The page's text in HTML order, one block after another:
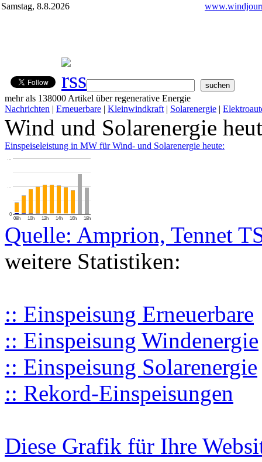
Samstag, 8.8.2026
mehr als 138000 Artikel über regenerative Energie
Nachrichten | Erneuerbare | Kleinwindkraft | Solarenergie |
Wind und Solarenergie
Einspeiseleistung in MW für Wind- und Solarenergie heute:
08h 10h 12h 14h 16h 18h
0
…
…
Quelle: Amprion, Tennet
weitere Statistiken:
:: Einspeisung Erneuerbare
:: Einspeisung Windenergie
:: Einspeisung Solarenergie
:: Rekord-Einspeisungen
Diese Grafik für Ihre